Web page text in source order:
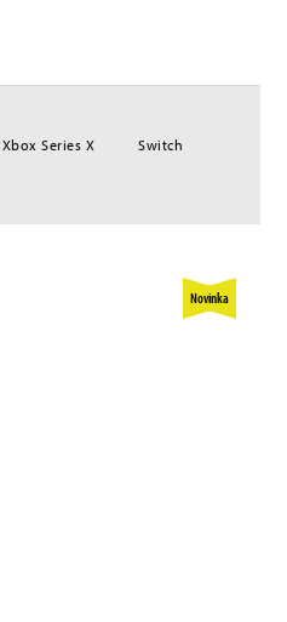
Xbox Series X Switch
Novinka